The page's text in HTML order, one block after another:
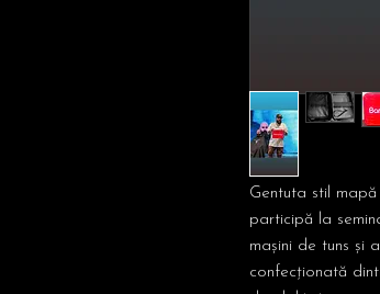
Gentuta stil
participă la
mașini de tuns și
confecționată